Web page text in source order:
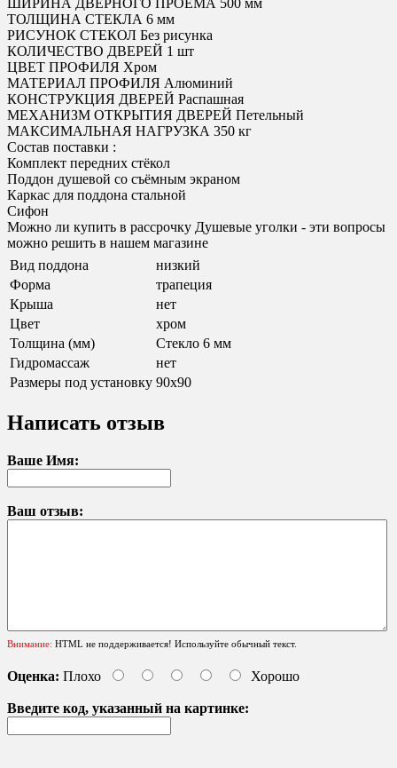
ШИРИНА ДВЕРНОГО ПРОЁМА 500 мм
ТОЛЩИНА СТЕКЛА 6 мм
РИСУНОК СТЕКОЛ Без рисунка
КОЛИЧЕСТВО ДВЕРЕЙ 1 шт
ЦВЕТ ПРОФИЛЯ Хром
МАТЕРИАЛ ПРОФИЛЯ Алюминий
КОНСТРУКЦИЯ ДВЕРЕЙ Распашная
МЕХАНИЗМ ОТКРЫТИЯ ДВЕРЕЙ Петельный
МАКСИМАЛЬНАЯ НАГРУЗКА 350 кг
Состав поставки :
Комплект передних стёкол
Поддон душевой со съёмным экраном
Каркас для поддона стальной
Сифон
Можно ли купить в рассрочку Душевые уголки - эти вопросы
можно решить в нашем магазине
Вид поддона
низкий
Форма
трапеция
Крыша
нет
Цвет
хром
Толщина (мм)
Стекло 6 мм
Гидромассаж
нет
Размеры под установку 90х90
Написать отзыв
Ваше Имя:
Ваш отзыв:
Внимание: HTML не поддерживается! Используйте обычный текст.
Оценка: Плохо Хорошо
Введите код, указанный на картинке: